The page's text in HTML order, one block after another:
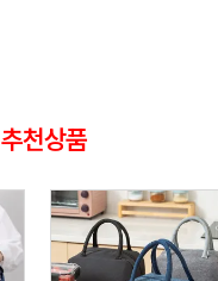
추천상품